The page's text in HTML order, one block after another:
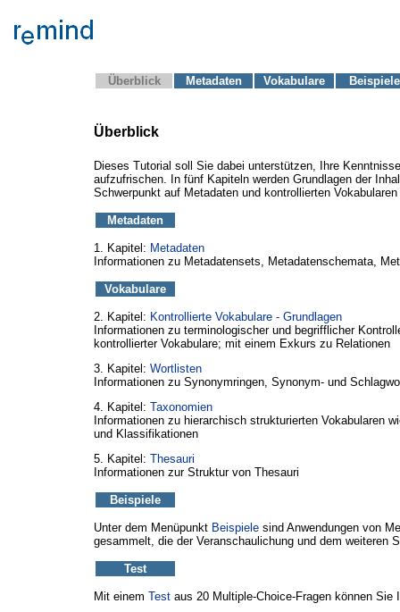
Überblick Metadaten Vokabulare Beispiele
Überblick
Dieses Tutorial soll Sie dabei unterstützen, Ihre
aufzufrischen. In fünf Kapiteln werden Grundlagen der
Schwerpunkt auf Metadaten und kontrollierten
Metadaten
1. Kapitel: Metadaten
Informationen zu Metadatensets, Metadatenschemata,
Vokabulare
2. Kapitel: Kontrollierte Vokabulare - Grundlagen
Informationen zu terminologischer und begrifflicher
kontrollierter Vokabulare; mit einem Exkurs zu Relationen
3. Kapitel: Wortlisten
Informationen zu Synonymringen, Synonym- und
4. Kapitel: Taxonomien
Informationen zu hierarchisch strukturierten Vokabularen
und Klassifikationen
5. Kapitel: Thesauri
Informationen zur Struktur von Thesauri
Beispiele
Unter dem Menüpunkt Beispiele sind Anwendungen von
gesammelt, die der Veranschaulichung und dem weiteren
Test
Mit einem Test aus 20 Multiple-Choice-Fragen können Sie